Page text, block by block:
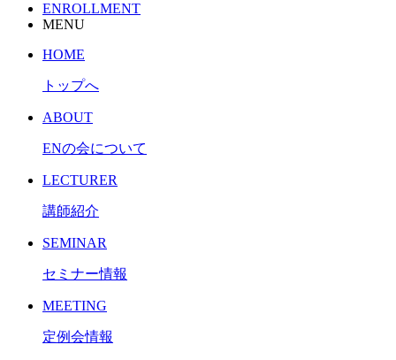
ENROLLMENT
MENU
HOME
トップへ
ABOUT
ENの会について
LECTURER
講師紹介
SEMINAR
セミナー情報
MEETING
定例会情報